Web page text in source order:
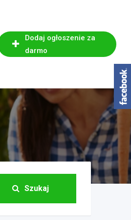
Dodaj ogłoszenie za
darmo
Szukaj